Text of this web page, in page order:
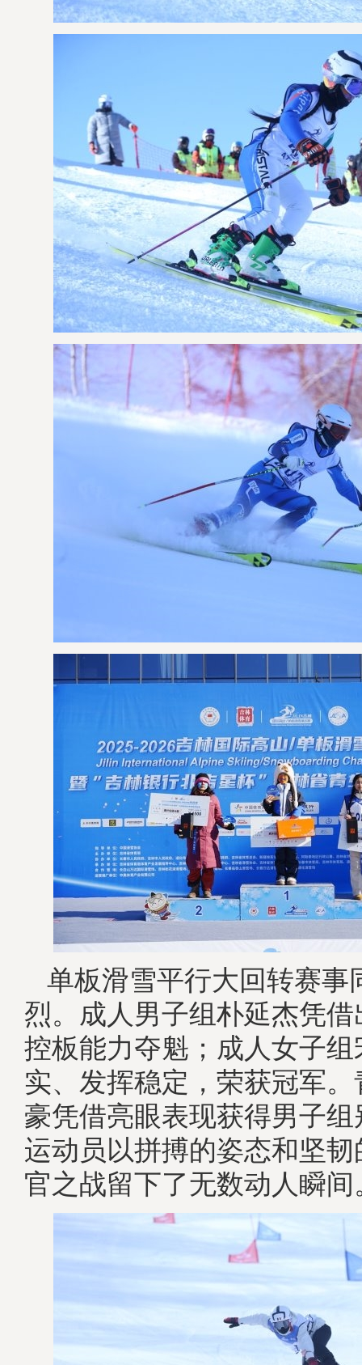
单板滑雪平行大回转赛事
烈。成人男子组朴延杰凭
控板能力夺魁；成人女子
实、发挥稳定，荣获冠军
豪凭借亮眼表现获得男子
运动员以拼搏的姿态和坚
官之战留下了无数动人瞬间